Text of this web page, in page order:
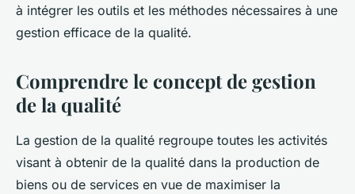
à intégrer les outils et les méthodes nécessaires à une
gestion efficace de la qualité.
Comprendre le concept de gestion
de la qualité
La gestion de la qualité regroupe toutes les activités
visant à obtenir de la qualité dans la production de
biens ou de services en vue de maximiser la